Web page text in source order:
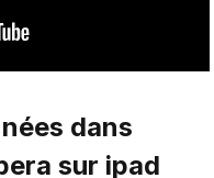
dans
sur ipad